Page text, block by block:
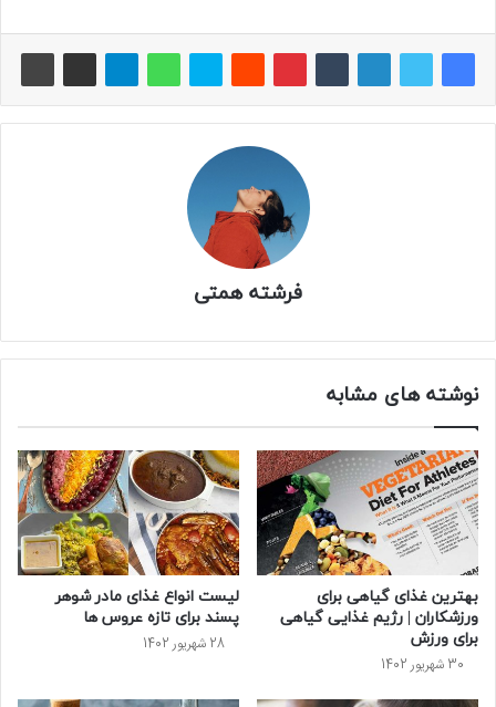
فرشته همتی
نوشته های مشابه
بهترین غذای گیاهی برای
ورزشکاران | رژیم غذایی گیاهی
برای ورزش
30 شهریور 1402
لیست انواع غذای مادر شوهر
پسند برای تازه عروس ها
28 شهریور 1402